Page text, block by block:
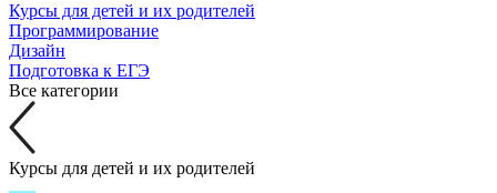
Курсы для детей и их родителей
Программирование
Дизайн
Подготовка к ЕГЭ
Все категории
Курсы для детей и их родителей